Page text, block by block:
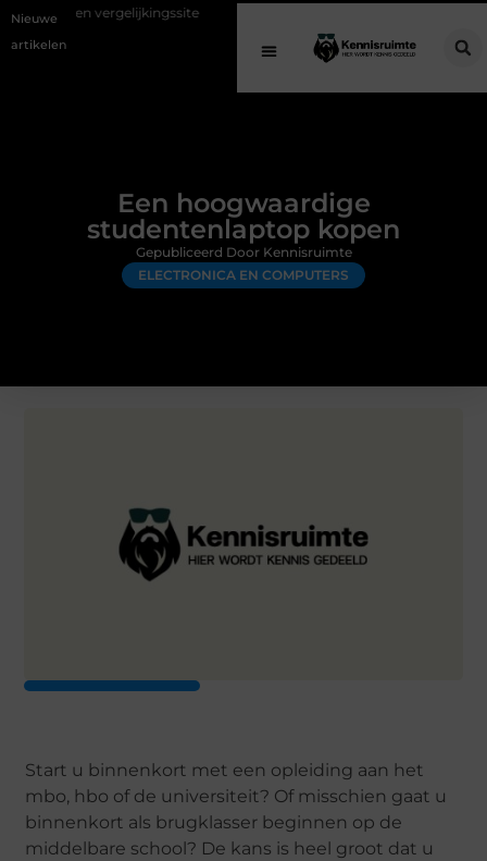
Nieuwe
artikelen
Schenking aan een goed doel: waarom geven
Een hoogwaardige
studentenlaptop kopen
ELECTRONICA EN COMPUTERS
Gepubliceerd Door Kennisruimte
Start u binnenkort met een opleiding aan het
mbo, hbo of de universiteit? Of misschien gaat u
binnenkort als brugklasser beginnen op de
middelbare school? De kans is heel groot dat u